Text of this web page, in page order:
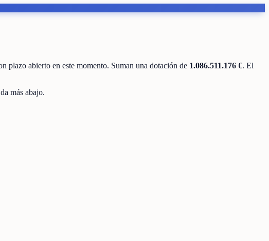
plazo abierto en este momento. Suman una dotación de 1.086.511.176 €. El
más abajo.